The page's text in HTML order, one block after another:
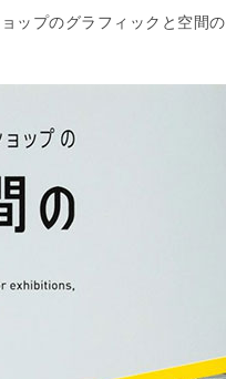
ップのグラフィックと空間の